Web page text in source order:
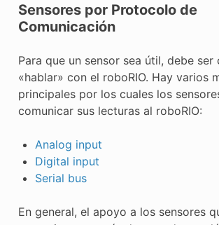
Sensores por Protocolo de
Comunicación
Para que un sensor sea útil, debe ser
«hablar» con el roboRIO. Hay varios
principales por los cuales los
comunicar sus lecturas al roboRIO:
Analog input
Digital input
Serial bus
En general, el apoyo a los sensores